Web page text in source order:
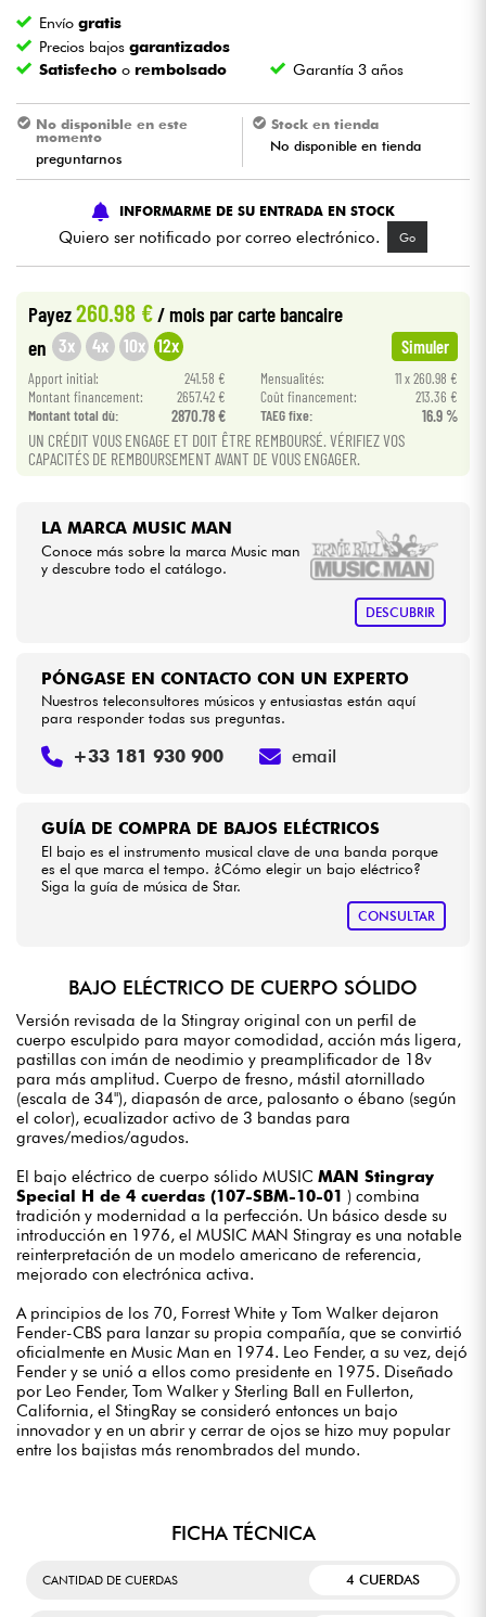
Vientos
Niños
Cables & Acces.
HiFi
Bundle
Ver nuestras marcas
Envíogratis
Precios bajosgarantizados
Satisfecho o rembolsado Garantía 3 años
No disponible en este
momento
preguntarnos
Stock en tienda
No disponible en tienda
INFORMARME DE SU ENTRADA EN STOCK
Quiero ser notificado por correo electrónico. Go
Payez260.98 € / mois par carte bancaire
en 3x 4x 10x 12x Simuler
Apport initial: 241.58 € Mensualités:
11 x 260.98 €
Montant financement:
2657.42 € Coût financement:
213.36 €
Montant total dù:
2870.78 € TAEG fixe: 16.9 %
UN CRÉDIT VOUS ENGAGE ET DOIT ÊTRE REMBOURSÉ. VÉRIFIEZ VOS
CAPACITÉS DE REMBOURSEMENT AVANT DE VOUS ENGAGER.
LA MARCA MUSIC MAN
Conoce más sobre la marca Music man
y descubre todo el catálogo.
DESCUBRIR
GUÍA DE COMPRA DE BAJOS ELÉCTRICOS
El bajo es el instrumento musical clave de una banda porque
es el que marca el tempo. ¿Cómo elegir un bajo eléctrico?
Siga la guía de música de Star.
CONSULTAR
PÓNGASE EN CONTACTO CON UN EXPERTO
Nuestros teleconsultores músicos y entusiastas están aquí
para responder todas sus preguntas.
+33 181 930 900 email
BAJO ELÉCTRICO DE CUERPO SÓLIDO
Versión revisada de la Stingray original con un perfil de
cuerpo esculpido para mayor comodidad, acción más ligera,
pastillas con imán de neodimio y preamplificador de 18v
para más amplitud. Cuerpo de fresno, mástil atornillado
(escala de 34"), diapasón de arce, palosanto o ébano (según
el color), ecualizador activo de 3 bandas para
graves/medios/agudos.
El bajo eléctrico de cuerpo sólido MUSIC MAN Stingray
Special H de 4 cuerdas (107-SBM-10-01 ) combina
tradición y modernidad a la perfección. Un básico desde su
introducción en 1976, el MUSIC MAN Stingray es una notable
reinterpretación de un modelo americano de referencia,
mejorado con electrónica activa.
A principios de los 70, Forrest White y Tom Walker dejaron
Fender-CBS para lanzar su propia compañía, que se convirtió
oficialmente en Music Man en 1974. Leo Fender, a su vez, dejó
Fender y se unió a ellos como presidente en 1975. Diseñado
por Leo Fender, Tom Walker y Sterling Ball en Fullerton,
California, el StingRay se consideró entonces un bajo
innovador y en un abrir y cerrar de ojos se hizo muy popular
entre los bajistas más renombrados del mundo.
FICHA TÉCNICA
CANTIDAD DE CUERDAS 4 CUERDAS